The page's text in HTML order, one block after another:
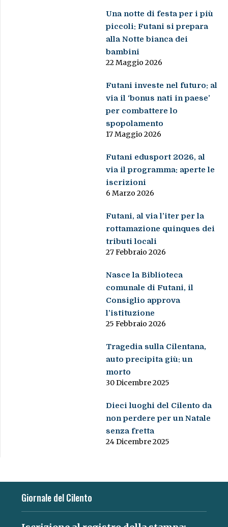
Una notte di festa per i più
piccoli: Futani si prepara
alla Notte bianca dei
bambini
22 Maggio 2026
Futani investe nel futuro: al
via il ‘bonus nati in paese’
per combattere lo
spopolamento
17 Maggio 2026
Futani edusport 2026, al
via il programma: aperte le
iscrizioni
6 Marzo 2026
Futani, al via l’iter per la
rottamazione quinques dei
tributi locali
27 Febbraio 2026
Nasce la Biblioteca
comunale di Futani, il
Consiglio approva
l’istituzione
25 Febbraio 2026
Tragedia sulla Cilentana,
auto precipita giù: un
morto
30 Dicembre 2025
Dieci luoghi del Cilento da
non perdere per un Natale
senza fretta
24 Dicembre 2025
Giornale del Cilento